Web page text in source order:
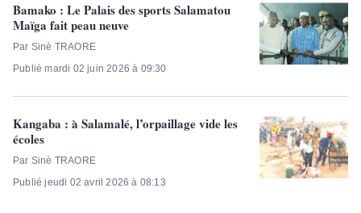
Bamako : Le Palais des sports Salamatou
Maïga fait peau neuve
Par Sinè TRAORE
Publié mardi 02 juin 2026 à 09:30
Kangaba : à Salamalé, l’orpaillage vide les
écoles
Par Sinè TRAORE
Publié jeudi 02 avril 2026 à 08:13